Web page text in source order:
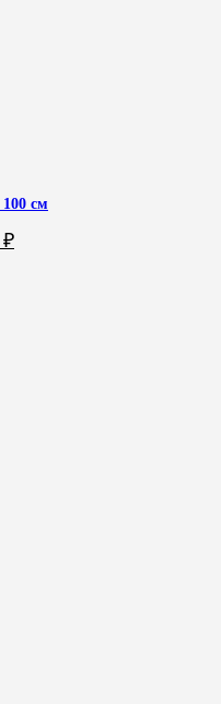
см
₽Текущая
цена: